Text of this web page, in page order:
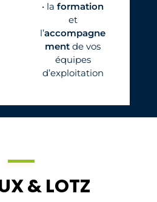
• laformation
et
l’accompagne
ment de vos
équipes
d’exploitation
& LOTZ